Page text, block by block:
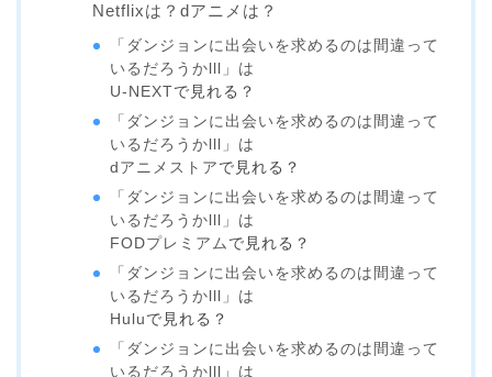
Netflixは？dアニメは？
「ダンジョンに出会いを求めるのは間違って
いるだろうかlll」は
U-NEXTで見れる？
「ダンジョンに出会いを求めるのは間違って
いるだろうかlll」は
dアニメストア で見れる？
「ダンジョンに出会いを求めるのは間違って
いるだろうかlll」は
FODプレミアム で見れる？
「ダンジョンに出会いを求めるのは間違って
いるだろうかlll」は
Hulu で見れる？
「ダンジョンに出会いを求めるのは間違って
いるだろうかlll」は